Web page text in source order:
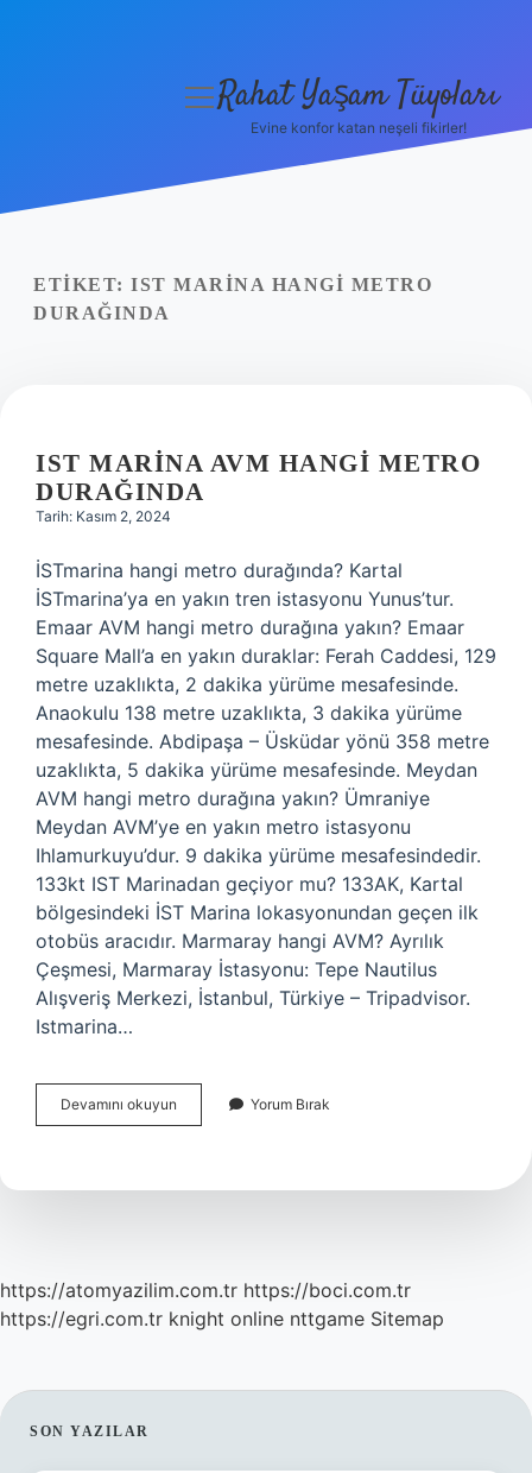
Yasal Uyarı
menüyü
Rahat Yaşam Tüyoları
Evine konfor katan neşeli fikirler!
ETIKET: IST MARINA HANGI METRO
DURAĞINDA
IST MARINA AVM HANGI METRO
DURAĞINDA
Tarih: Kasım 2, 2024
İSTmarina hangi metro durağında? Kartal
İSTmarina’ya en yakın tren istasyonu Yunus’tur.
Emaar AVM hangi metro durağına yakın? Emaar
Square Mall’a en yakın duraklar: Ferah Caddesi, 129
metre uzaklıkta, 2 dakika yürüme mesafesinde.
Anaokulu 138 metre uzaklıkta, 3 dakika yürüme
mesafesinde. Abdipaşa – Üsküdar yönü 358 metre
uzaklıkta, 5 dakika yürüme mesafesinde. Meydan
AVM hangi metro durağına yakın? Ümraniye
Meydan AVM’ye en yakın metro istasyonu
Ihlamurkuyu’dur. 9 dakika yürüme mesafesindedir.
133kt IST Marinadan geçiyor mu? 133AK, Kartal
bölgesindeki İST Marina lokasyonundan geçen ilk
otobüs aracıdır. Marmaray hangi AVM? Ayrılık
Çeşmesi, Marmaray İstasyonu: Tepe Nautilus
Alışveriş Merkezi, İstanbul, Türkiye – Tripadvisor.
Istmarina…
Devamını okuyun
Marina
Metro
Yorum Bırak
https://atomyazilim.com.tr https://boci.com.tr
https://egri.com.tr knight online nttgame Sitemap
SIDEBAR
SON YAZILAR